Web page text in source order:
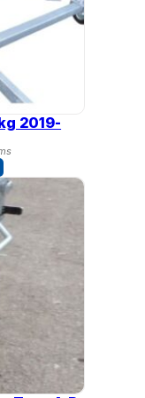
2019-